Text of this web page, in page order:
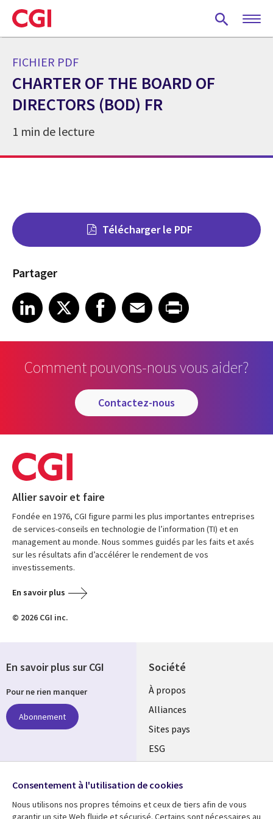
Skip
to
main
FICHIER PDF
CHARTER OF THE BOARD OF
DIRECTORS (BOD) FR
1 min de lecture
Télécharger le PDF
Partager
Share on LinkedIn
LinkedIn
Share on X Share on Facebook
Facebook
Share on EmailEmailShare on Print
Comment pouvons-nous vous aider?
contactez-nous
Allier savoir et faire
Fondée en 1976, CGI figure parmi les plus importantes entreprises
de services-conseils en technologie de l’information (TI) et en
management au monde. Nous sommes guidés par les faits et axés
sur les résultats afin d’accélérer le rendement de vos
investissements.
En savoir plus
© 2026 CGI inc.
Société
À propos
Alliances
Sites pays
ESG
Fusions
Salle de presse
En savoir plus sur CGI
Pour ne rien manquer
Abonnement
Suivez-nous
Social
Consentement à l'utilisation de cookies
Nous utilisons nos propres témoins et ceux de tiers afin de vous
garantir un site Web fluide et sécurisé. Certains sont nécessaires au